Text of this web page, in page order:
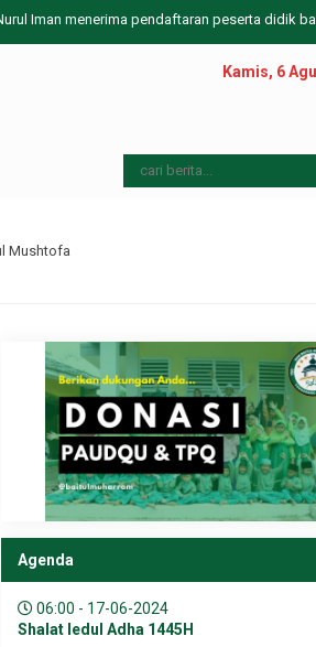
Iman menerima pendaftaran peserta didik baru
Kamis, 6
Mushtofa
Agenda
06:00 - 17-06-2024
Shalat Iedul Adha 1445H